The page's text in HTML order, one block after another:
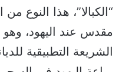
“الكبالا”، هذا النوع
مقدس عند اليهود، وهو
الشريعة التطبيقية